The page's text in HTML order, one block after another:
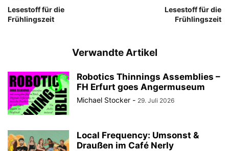
Lesestoff für die
Frühlingszeit
Lesestoff für die
Frühlingszeit
Verwandte Artikel
Robotics Thinnings Assemblies –
FH Erfurt goes Angermuseum
Michael Stocker - 29. Juli 2026
Local Frequency: Umsonst &
Draußen im Café Nerly